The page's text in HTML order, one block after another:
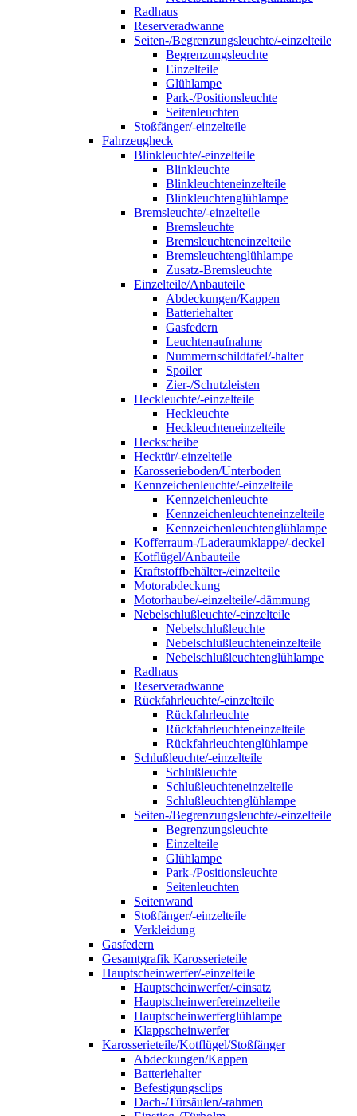
Radhaus
Reserveradwanne
Seiten-/Begrenzungsleuchte/-einzelteile
Begrenzungsleuchte
Einzelteile
Glühlampe
Park-/Positionsleuchte
Seitenleuchten
Stoßfänger/-einzelteile
Fahrzeugheck
Blinkleuchte/-einzelteile
Blinkleuchte
Blinkleuchteneinzelteile
Blinkleuchtenglühlampe
Bremsleuchte/-einzelteile
Bremsleuchte
Bremsleuchteneinzelteile
Bremsleuchtenglühlampe
Zusatz-Bremsleuchte
Einzelteile/Anbauteile
Abdeckungen/Kappen
Batteriehalter
Gasfedern
Leuchtenaufnahme
Nummernschildtafel/-halter
Spoiler
Zier-/Schutzleisten
Heckleuchte/-einzelteile
Heckleuchte
Heckleuchteneinzelteile
Heckscheibe
Hecktür/-einzelteile
Karosserieboden/Unterboden
Kennzeichenleuchte/-einzelteile
Kennzeichenleuchte
Kennzeichenleuchteneinzelteile
Kennzeichenleuchtenglühlampe
Kofferraum-/Laderaumklappe/-deckel
Kotflügel/Anbauteile
Kraftstoffbehälter-/einzelteile
Motorabdeckung
Motorhaube/-einzelteile/-dämmung
Nebelschlußleuchte/-einzelteile
Nebelschlußleuchte
Nebelschlußleuchteneinzelteile
Nebelschlußleuchtenglühlampe
Radhaus
Reserveradwanne
Rückfahrleuchte/-einzelteile
Rückfahrleuchte
Rückfahrleuchteneinzelteile
Rückfahrleuchtenglühlampe
Schlußleuchte/-einzelteile
Schlußleuchte
Schlußleuchteneinzelteile
Schlußleuchtenglühlampe
Seiten-/Begrenzungsleuchte/-einzelteile
Begrenzungsleuchte
Einzelteile
Glühlampe
Park-/Positionsleuchte
Seitenleuchten
Seitenwand
Stoßfänger/-einzelteile
Verkleidung
Gasfedern
Gesamtgrafik Karosserieteile
Hauptscheinwerfer/-einzelteile
Hauptscheinwerfer/-einsatz
Hauptscheinwerfereinzelteile
Hauptscheinwerferglühlampe
Klappscheinwerfer
Karosserieteile/Kotflügel/Stoßfänger
Abdeckungen/Kappen
Batteriehalter
Befestigungsclips
Dach-/Türsäulen/-rahmen